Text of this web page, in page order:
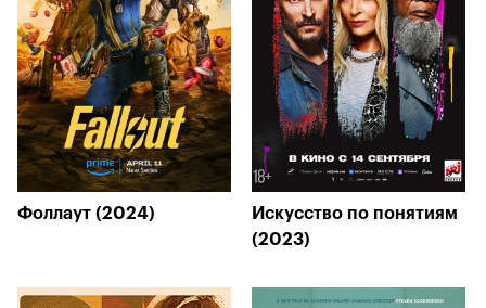
Фоллаут (2024)
Искусство по понятиям
(2023)